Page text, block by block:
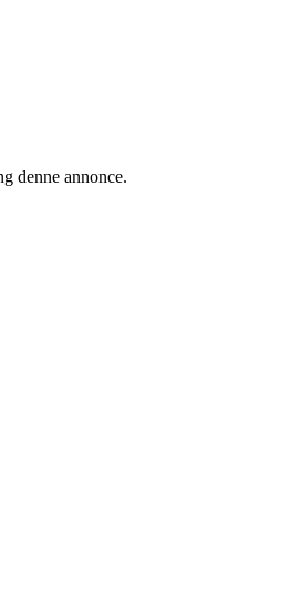
denne annonce.